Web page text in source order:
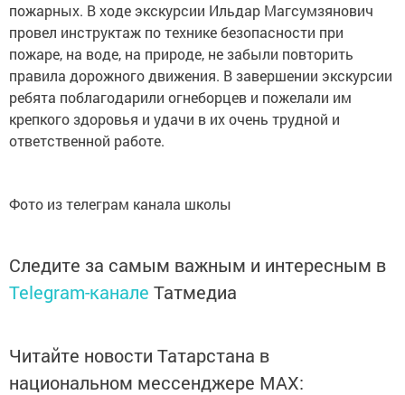
пожарных. В ходе экскурсии Ильдар Магсумзянович
провел инструктаж по технике безопасности при
пожаре, на воде, на природе, не забыли повторить
правила дорожного движения. В завершении экскурсии
ребята поблагодарили огнеборцев и пожелали им
крепкого здоровья и удачи в их очень трудной и
ответственной работе.
Фото из телеграм канала школы
Следите за самым важным и интересным в
Telegram-канале Татмедиа
Читайте новости Татарстана в
национальном мессенджере MАХ: